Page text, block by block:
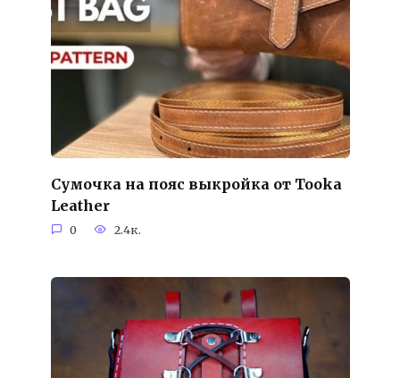
Сумочка на пояс выкройка от Tooka
Leather
0 2.4к.